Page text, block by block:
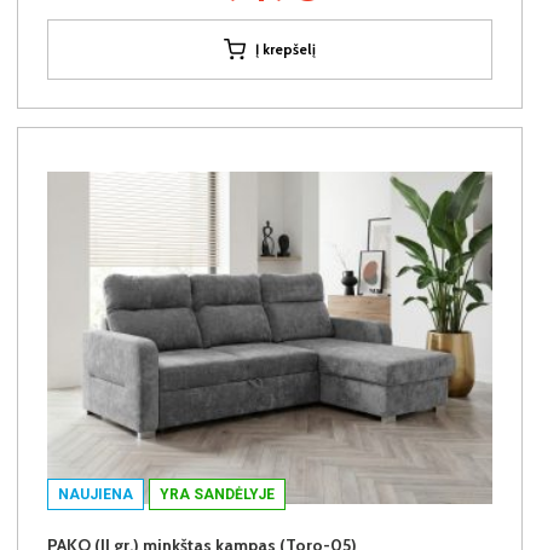
Į krepšelį
NAUJIENA YRA SANDĖLYJE
PAKO (II gr.) minkštas kampas (Toro-05)